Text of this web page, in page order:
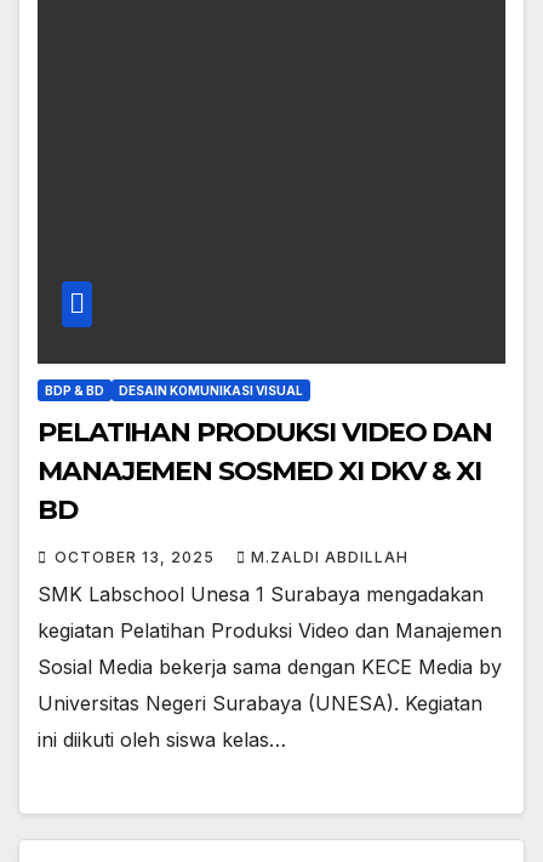
BDP & BD DESAIN KOMUNIKASI VISUAL
PELATIHAN PRODUKSI VIDEO DAN
MANAJEMEN SOSMED XI DKV & XI
BD
OCTOBER 13, 2025 M.ZALDI ABDILLAH
SMK Labschool Unesa 1 Surabaya mengadakan
kegiatan Pelatihan Produksi Video dan Manajemen
Sosial Media bekerja sama dengan KECE Media by
Universitas Negeri Surabaya (UNESA). Kegiatan
ini diikuti oleh siswa kelas…